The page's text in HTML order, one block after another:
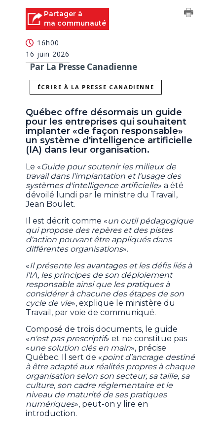
Partager à
ma communauté
16h00
16 juin 2026
Par La Presse Canadienne
ÉCRIRE À LA PRESSE CANADIENNE
Québec offre désormais un guide
pour les entreprises qui souhaitent
implanter «de façon responsable»
un système d'intelligence artificielle
(IA) dans leur organisation.
Le «Guide pour soutenir les milieux de
travail dans l'implantation et l'usage des
systèmes d'intelligence artificielle» a été
dévoilé lundi par le ministre du Travail,
Jean Boulet.
Il est décrit comme «un outil pédagogique
qui propose des repères et des pistes
d'action pouvant être appliqués dans
différentes organisations».
«Il présente les avantages et les défis liés à
l'IA, les principes de son déploiement
responsable ainsi que les pratiques à
considérer à chacune des étapes de son
cycle de vie», explique le ministère du
Travail, par voie de communiqué.
Composé de trois documents, le guide
«n'est pas prescriptif» et ne constitue pas
«une solution clés en main», précise
Québec. Il sert de «point d’ancrage destiné
à être adapté aux réalités propres à chaque
organisation selon son secteur, sa taille, sa
culture, son cadre réglementaire et le
niveau de maturité de ses pratiques
numériques», peut-on y lire en
introduction.